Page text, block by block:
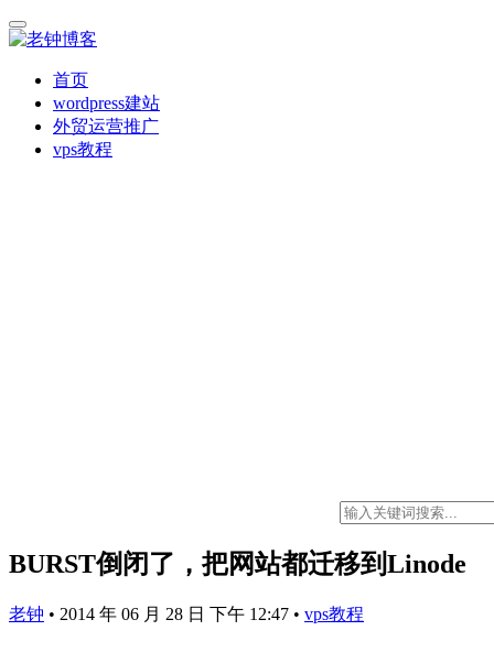
首页
wordpress建站
外贸运营推广
vps教程
BURST倒闭了，把网站都迁移到Linode
老钟 • 2014 年 06 月 28 日 下午 12:47 • vps教程